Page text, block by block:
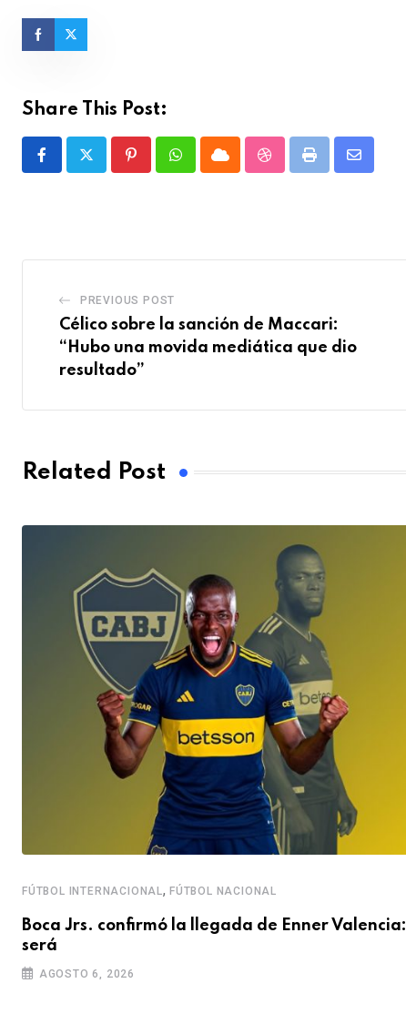
Share This Post:
PinterestWhatsappCloud StumbleUpon
Print
Share
PREVIOUS POST
Célico sobre la sanción de Maccari:
“Hubo una movida mediática que dio
resultado”
Related Post
FÚTBOL INTERNACIONAL, FÚTBOL NACIONAL
Boca Jrs. confirmó la llegada de Enner Valencia:
será
AGOSTO 6, 2026